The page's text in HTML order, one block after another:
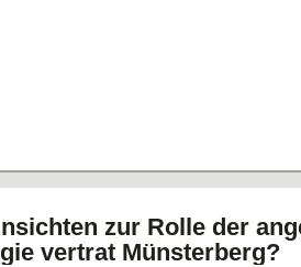
zur Rolle der
vertrat Münsterberg?